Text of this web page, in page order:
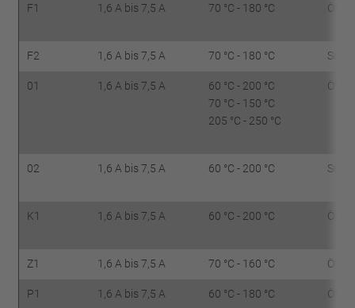
F1 1,6 A bis 7,5 A 70 °C - 180 °C
F2 1,6 A bis 7,5 A 70 °C - 180 °C
01 1,6 A bis 7,5 A
60 °C - 200 °C
70 °C - 150 °C
205 °C - 250 °C
02 1,6 A bis 7,5 A 60 °C - 200 °C
K1 1,6 A bis 7,5 A 60 °C - 200 °C
Z1 1,6 A bis 7,5 A 70 °C - 160 °C
P1 1,6 A bis 7,5 A 60 °C - 180 °C